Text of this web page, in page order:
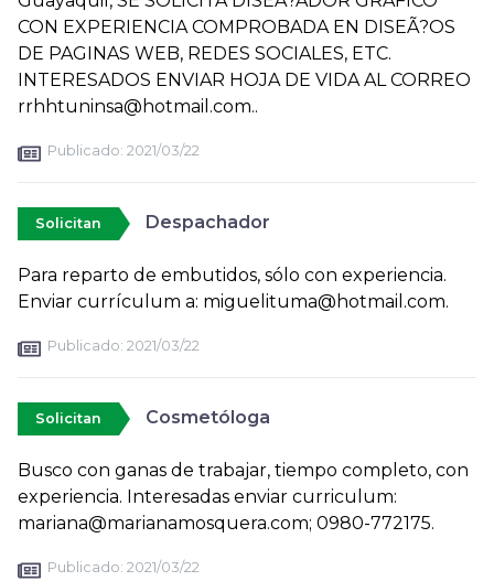
CON EXPERIENCIA COMPROBADA EN DISEÃ?OS
DE PAGINAS WEB, REDES SOCIALES, ETC.
INTERESADOS ENVIAR HOJA DE VIDA AL CORREO
rrhhtuninsa@hotmail.com..
Publicado: 2021/03/22
Solicitan Despachador
Para reparto de embutidos, sólo con experiencia.
Enviar currículum a: miguelituma@hotmail.com.
Publicado: 2021/03/22
Solicitan Cosmetóloga
Busco con ganas de trabajar, tiempo completo, con
experiencia. Interesadas enviar curriculum:
mariana@marianamosquera.com; 0980-772175.
Publicado: 2021/03/22